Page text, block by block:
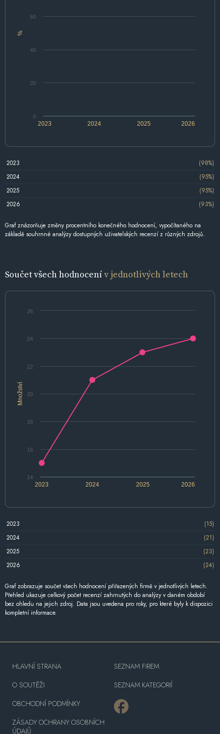
%
2024 2026
2023 2025
0
20
40
60
2023
(98%)
2024
(95%)
2025
(95%)
2026
(93%)
Graf znázorňuje změny procentního konečného hodnocení, vypočítaného na
základě souhrnné analýzy dostupných uživatelských recenzí z různých zdrojů.
Součet všech hodnocenív jednotlivých letech
Množství
2024 2026
2023 2025
14
16
18
20
22
24
26
2023
(15)
2024
(21)
2025
(23)
2026
(24)
Graf zobrazuje součet všech hodnocení přiřazených firmě v jednotlivých letech.
Přehled ukazuje celkový počet recenzí zahrnutých do analýzy v daném období
bez ohledu na jejich zdroj. Data jsou uvedena pro roky, pro které byly k dispozici
kompletní informace.
HLAVNÍ STRANA
O SOUTĚŽI
OBCHODNÍ PODMÍNKY
ZÁSADY OCHRANY OSOBNÍCH
ÚDAJŮ
SEZNAM FIREM
SEZNAM KATEGORIÍ